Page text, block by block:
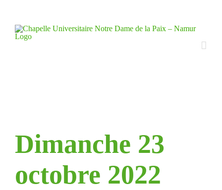
content
Dimanche 23
octobre 2022